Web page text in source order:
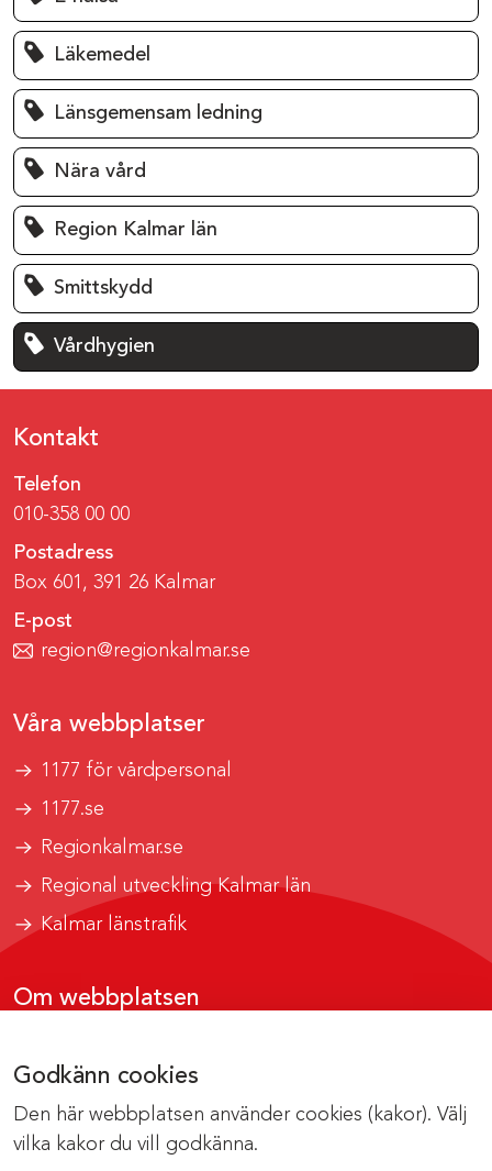
Godkänn cookies
Den här webbplatsen använder cookies (kakor). Välj
vilka kakor du vill godkänna.
Läkemedel
Länsgemensam ledning
Nära vård
Region Kalmar län
Smittskydd
Vårdhygien
Kontakt
Telefon
010-358 00 00
Postadress
Box 601, 391 26 Kalmar
E-post
region@regionkalmar.se
Våra webbplatser
1177 för vårdpersonal
1177.se
Regionkalmar.se
Regional utveckling Kalmar län
Kalmar länstrafik
Om webbplatsen
Om cookies
Kontakta webbredaktionen